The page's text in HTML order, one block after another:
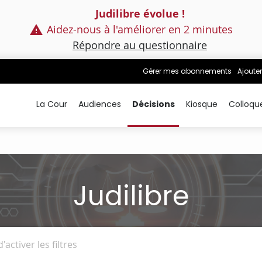
Judilibre évolue !
Aidez-nous à l'améliorer en 2 minutes
Répondre au questionnaire
Gérer mes abonnements
La Cour Audiences Décisions Kiosque
Judilibre